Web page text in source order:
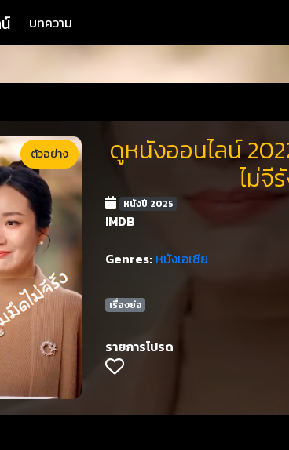
บทความ
ตัวอย่าง
ดูหนังออนไลน์
ไม่จี
หนังปี 2025
IMDB
Genres: หนังเอเชีย
เรื่องย่อ
รายการโปรด